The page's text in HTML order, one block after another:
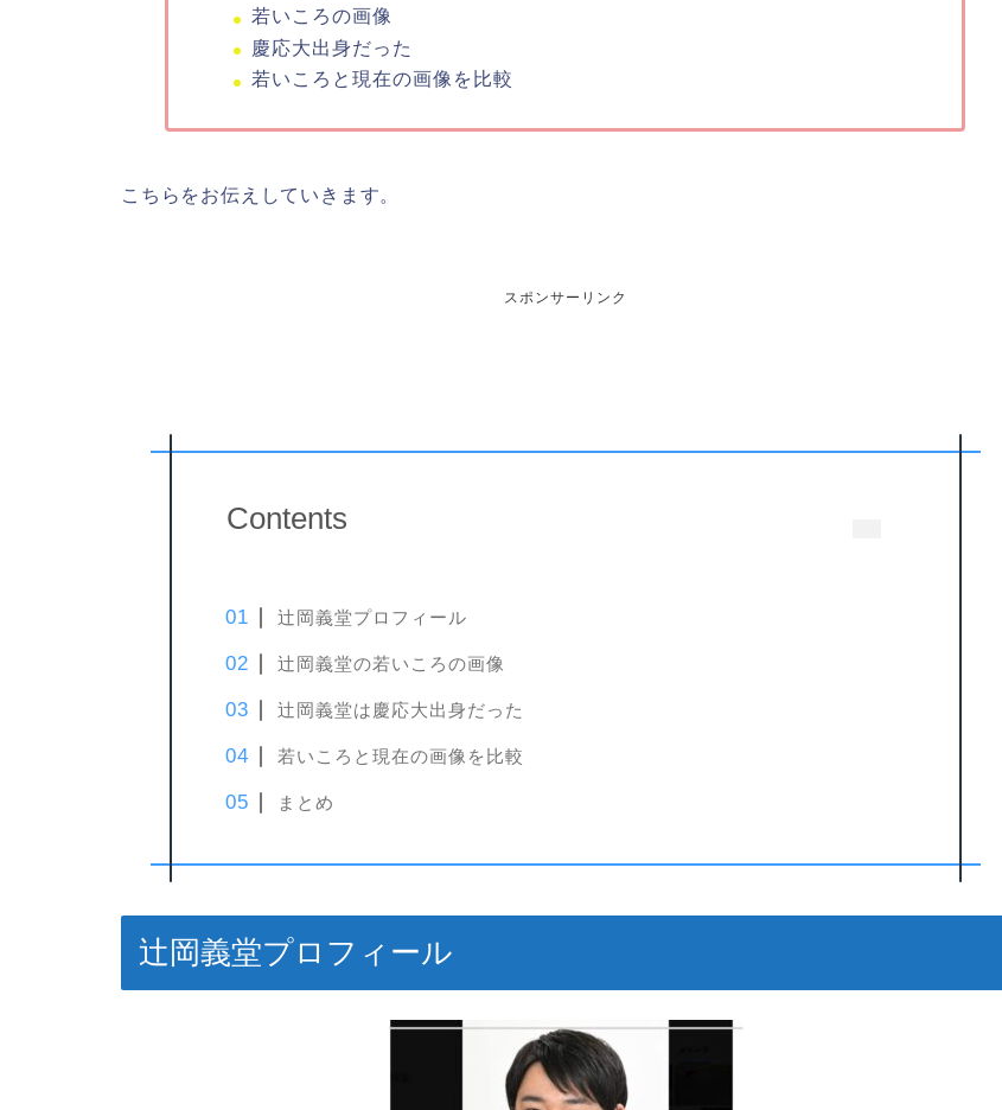
若いころの画像
慶応大出身だった
若いころと現在の画像を比較
こちらをお伝えしていきます。
スポンサーリンク
Contents
辻岡義堂プロフィール
辻岡義堂の若いころの画像
辻岡義堂は慶応大出身だった
若いころと現在の画像を比較
まとめ
辻岡義堂プロフィール